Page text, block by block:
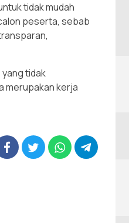
tidak mudah
peserta, sebab
tidak
merupakan kerja